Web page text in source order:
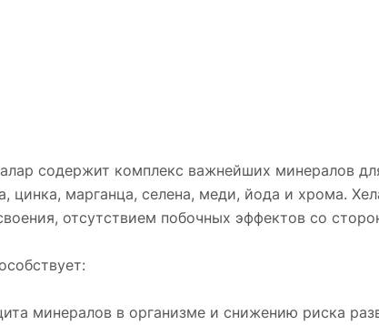
содержит комплекс важнейших минералов
цинка, марганца, селена, меди, йода и хрома.
отсутствием побочных эффектов со
минералов в организме и снижению риска